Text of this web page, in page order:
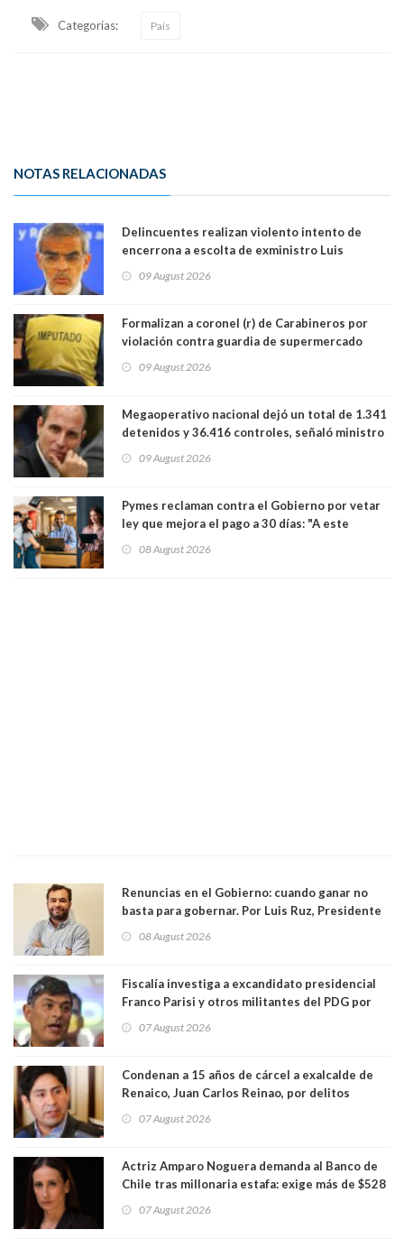
Categorias: País
NOTAS RELACIONADAS
Delincuentes realizan violento intento de
encerrona a escolta de exministro Luis
Lo Espejo
09 August 2026
Formalizan a coronel (r) de Carabineros por
violación contra guardia de supermercado
09 August 2026
Megaoperativo nacional dejó un total de 1.341
detenidos y 36.416 controles, señaló ministro
09 August 2026
Pymes reclaman contra el Gobierno por vetar
ley que mejora el pago a 30 días: "A este
medianas empresas"
08 August 2026
Renuncias en el Gobierno: cuando ganar no
basta para gobernar. Por Luis Ruz, Presidente
08 August 2026
Fiscalía investiga a excandidato presidencial
Franco Parisi y otros militantes del PDG por
07 August 2026
Condenan a 15 años de cárcel a exalcalde de
Renaico, Juan Carlos Reinao, por delitos
07 August 2026
Actriz Amparo Noguera demanda al Banco de
Chile tras millonaria estafa: exige más de $528
07 August 2026